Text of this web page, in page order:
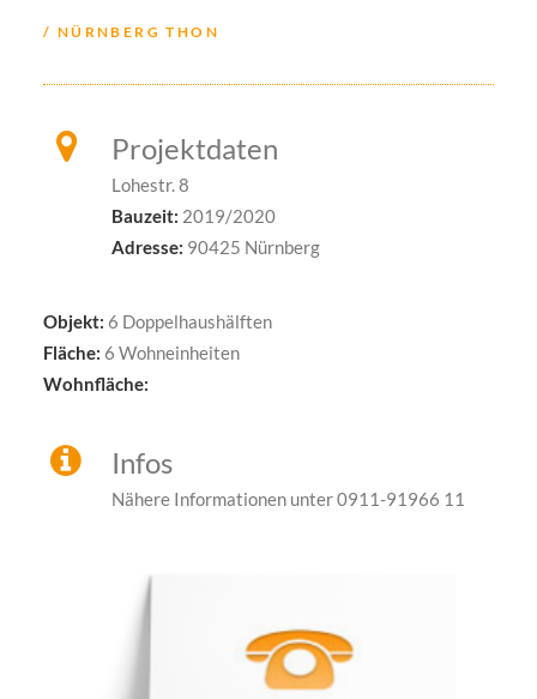
/ NÜRNBERG THON
Projektdaten
Lohestr. 8
Bauzeit: 2019/2020
Adresse: 90425 Nürnberg
Objekt: 6 Doppelhaushälften
Fläche: 6 Wohneinheiten
Wohnfläche:
Infos
Nähere Informationen unter 0911-91966 11